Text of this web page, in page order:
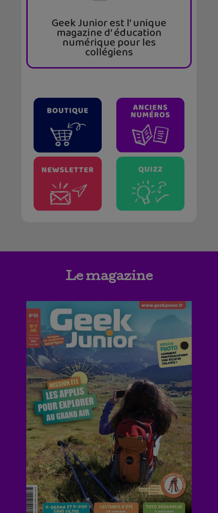
Geek Junior est l’ unique
magazine d’ éducation
numérique pour les
collégiens
Le magazine